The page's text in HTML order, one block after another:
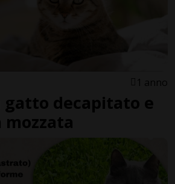
1 anno
decapitato e
mozzata